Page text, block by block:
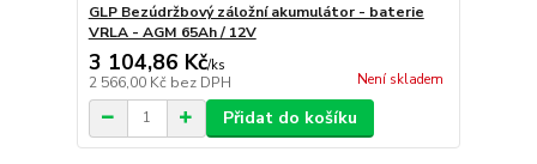
GLP Bezúdržbový záložní akumulátor - baterie
VRLA - AGM 65Ah / 12V
3 104,86 Kč/ks
2 566,00 Kč bez DPH Není skladem
Přidat do košíku